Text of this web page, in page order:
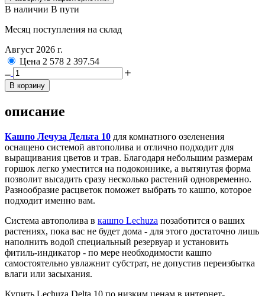
В наличии В пути
Месяц поступления на склад
Август 2026 г.
Цена 2 578 2 397.54
В корзину
описание
Кашпо Лечуза Дельта 10 для комнатного озеленения
оснащено системой автополива и отлично подходит для
выращивания цветов и трав. Благодаря небольшим размерам
горшок легко уместится на подоконнике, а вытянутая форма
позволит высадить сразу несколько растений одновременно.
Разнообразие расцветок поможет выбрать то кашпо, которое
подходит именно вам.
Система автополива в кашпо Lechuza позаботится о ваших
растениях, пока вас не будет дома - для этого достаточно лишь
наполнить водой специальный резервуар и установить
фитиль-индикатор - по мере необходимости кашпо
самостоятельно увлажнит субстрат, не допустив переизбытка
влаги или засыхания.